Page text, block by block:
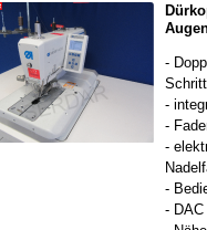
-
-
-
-
-
-